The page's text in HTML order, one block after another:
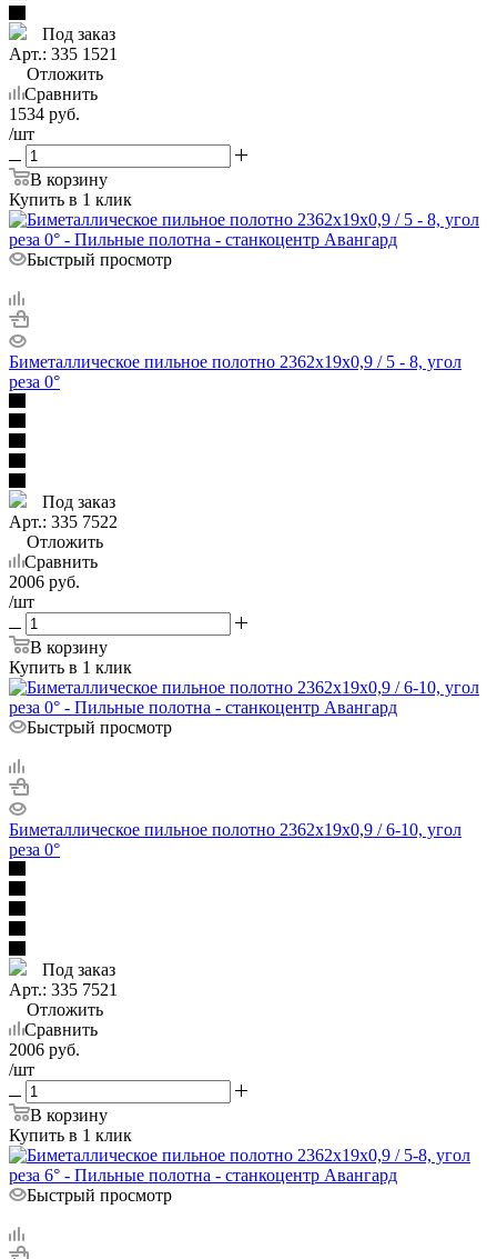
Под заказ
Арт.: 335 1521
Отложить
Сравнить
1534 руб.
/шт
В корзину
Купить в 1 клик
Быстрый просмотр
Биметаллическое пильное полотно 2362х19х0,9 / 5 - 8, угол
реза 0°
Под заказ
Арт.: 335 7522
Отложить
Сравнить
2006 руб.
/шт
В корзину
Купить в 1 клик
Быстрый просмотр
Биметаллическое пильное полотно 2362х19х0,9 / 6-10, угол
реза 0°
Под заказ
Арт.: 335 7521
Отложить
Сравнить
2006 руб.
/шт
В корзину
Купить в 1 клик
Быстрый просмотр